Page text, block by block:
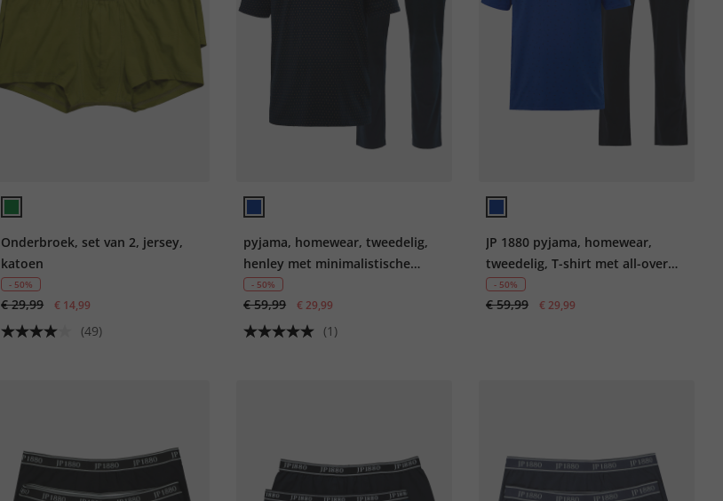
Onderbroek, set van 2, jersey,
katoen
- 50%
€ 29,99 € 14,99
(49)
pyjama, homewear, tweedelig,
henley met minimalistische
print, lange broek, tot 8XL
- 50%
€ 59,99 € 29,99
(1)
JP 1880 pyjama, homewear,
tweedelig, T-shirt met all-over
print, lange broek, tot 8XL
- 50%
€ 59,99 € 29,99